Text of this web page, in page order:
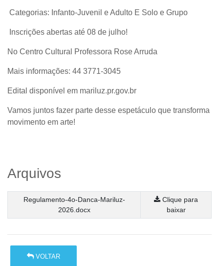
Categorias: Infanto-Juvenil e Adulto E Solo e Grupo
Inscrições abertas até 08 de julho!
No Centro Cultural Professora Rose Arruda
Mais informações: 44 3771-3045
Edital disponível em mariluz.pr.gov.br
Vamos juntos fazer parte desse espetáculo que transforma
movimento em arte!
Arquivos
Regulamento-4o-Danca-Mariluz-
2026.docx
Clique para
baixar
VOLTAR